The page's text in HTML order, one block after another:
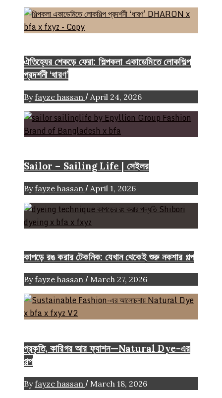
ঐতিহ্যের শেকড়ে ফেরা: শিল্পকলা একাডেমিতে লোকশিল্প
প্রদর্শনী ‘ধারণ’
By fayze hassan / April 24, 2026
Sailor – Sailing Life | সেইলর
By fayze hassan / April 1, 2026
কাপড়ে রঙ করার টেকনিক: যেখান থেকেই শুরু নকশার গল্প
By fayze hassan / March 27, 2026
প্রকৃতি, কারিগর আর ফ্যাশন—Natural Dye-এর
গল্প
By fayze hassan / March 18, 2026